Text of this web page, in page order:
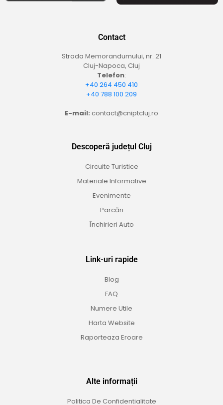
Contact
Strada Memorandumului, nr. 21
Cluj-Napoca, Cluj
Telefon:
+40 264 450 410
+40 788 100 209
E-mail: contact@cniptcluj.ro
Descoperă județul Cluj
Circuite Turistice
Materiale Informative
Evenimente
Parcări
Închirieri Auto
Link-uri rapide
Blog
FAQ
Numere Utile
Harta Website
Raporteaza Eroare
Alte informații
Politica De Confidentialitate